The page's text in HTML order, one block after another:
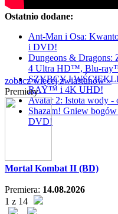
Ostatnio dodane:
Ant-Man i Osa:
i DVD!
Dungeons & Dragons:
4 Ultra HD™, Blu-
SZYBCY I
RAY™ i 4K UHD!
Avatar 2: Istota wody
Shazam! Gniew
DVD!
zobacz więcej zwiastunów »
Premiery
Mortal Kombat II (BD)
Premiera: 14.08.2026
1 z 14